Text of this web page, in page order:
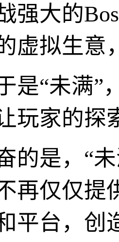
强大的
虚拟生意
是“未满”
玩家的探
的是，“
再仅仅提
平台，创